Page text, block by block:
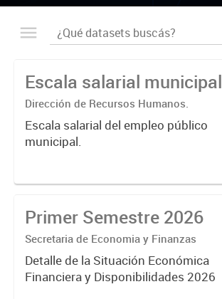
Escala salarial municipal
Dirección de Recursos Humanos.
Escala salarial del empleo público
municipal.
Primer Semestre 2026
Secretaria de Economia y Finanzas
Detalle de la Situación Económica
Financiera y Disponibilidades 2026